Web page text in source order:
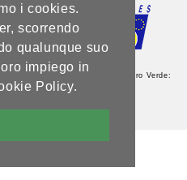
i cookies.
scorrendo
qualunque suo
impiego in
Policy.
75 - 38121 Trento - Numero Verde:
IVA: 00337460224